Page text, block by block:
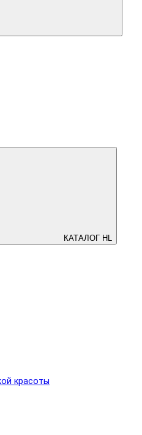
КАТАЛОГ HL
красоты